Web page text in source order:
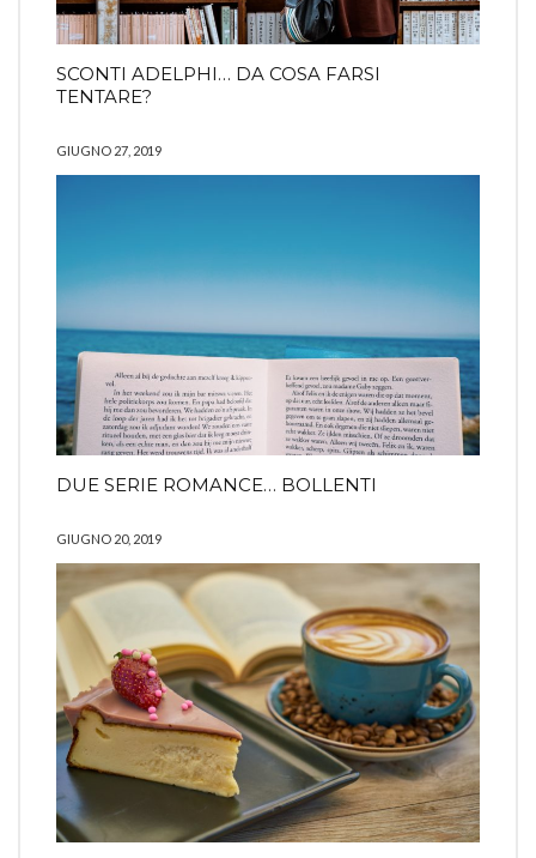
SCONTI ADELPHI… DA COSA FARSI
TENTARE?
GIUGNO 27, 2019
DUE SERIE ROMANCE… BOLLENTI
GIUGNO 20, 2019